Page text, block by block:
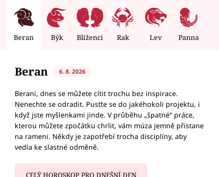
Beran Býk Blíženci Rak Lev Panna
Beran 6. 8. 2026
Berani, dnes se můžete cítit trochu bez inspirace.
Nenechte se odradit. Pusťte se do jakéhokoli projektu, i
když jste myšlenkami jinde. V průběhu „špatné“ práce,
kterou můžete zpočátku chrlit, vám múza jemně přistane
na rameni. Někdy je zapotřebí trocha disciplíny, aby
vedla ke slastné odměně.
CELÝ HOROSKOP PRO DNEŠNÍ DEN